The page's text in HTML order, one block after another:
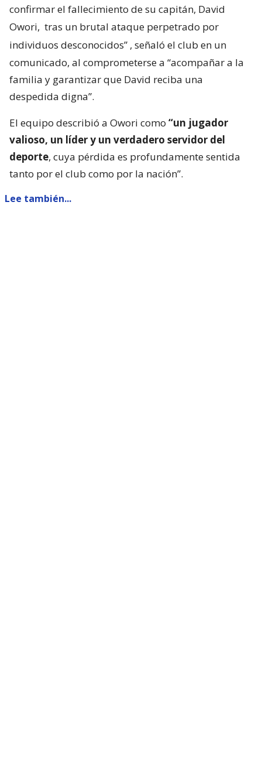
confirmar el fallecimiento de su capitán, David
Owori, tras un brutal ataque perpetrado por
individuos desconocidos” , señaló el club en un
comunicado, al comprometerse a “acompañar a la
familia y garantizar que David reciba una
despedida digna”.
El equipo describió a Owori como “un jugador
valioso, un líder y un verdadero servidor del
deporte, cuya pérdida es profundamente sentida
tanto por el club como por la nación”.
Lee también...